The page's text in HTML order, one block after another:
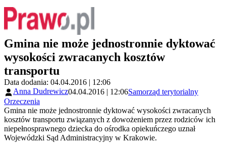
Gmina nie może jednostronnie dyktować
wysokości zwracanych kosztów
transportu
Data dodania: 04.04.2016 | 12:06
Anna Dudrewicz04.04.2016 | 12:06Samorząd terytorialny
Orzeczenia
Gmina nie może jednostronnie dyktować wysokości zwracanych
kosztów transportu związanych z dowożeniem przez rodziców ich
niepełnosprawnego dziecka do ośrodka opiekuńczego uznał
Wojewódzki Sąd Administracyjny w Krakowie.